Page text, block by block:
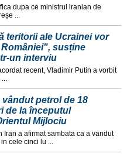
dupa ce ministrul iranian de
...
teritorii ale Ucrainei vor
susține
un interviu
recent, Vladimir Putin a vorbit
petrol de 18
de la începutul
Mijlociu
Iran a afirmat sambata ca a vandut
cele cinci lu ...